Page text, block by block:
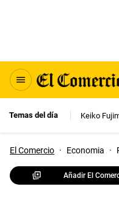
Temas del día Keiko
El Comercio · Economia ·
Añadir El